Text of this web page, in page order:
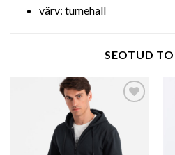
värv: tumehall
SEOTUD
Add to wishlist